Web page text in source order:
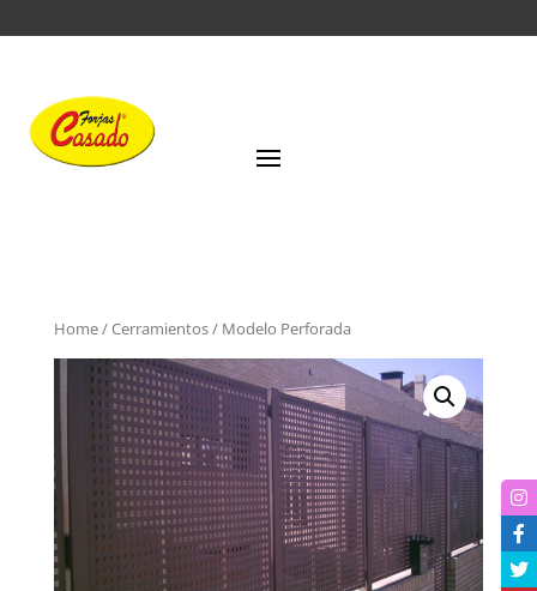
Home/Cerramientos/ Modelo Perforada